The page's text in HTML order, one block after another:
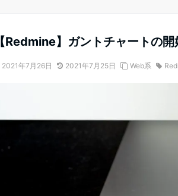
【Redmine】ガントチャートの
2021年7月26日 2021年7月25日 Web系